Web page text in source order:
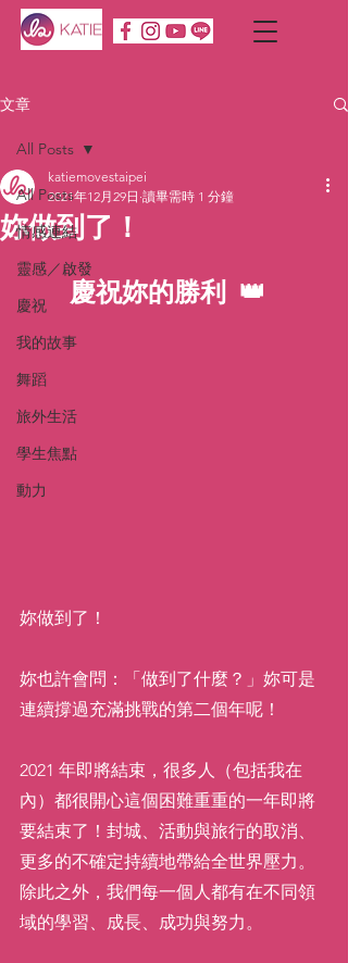
文章
All Posts
情感連結
靈感／啟發
慶祝
我的故事
舞蹈
旅外生活
學生焦點
動力
All Posts
妳做到了！
katiemovestaipei
2021年12月29日 讀畢需時 1 分鐘
慶祝妳的勝利 👑
妳做到了！
妳也許會問：「做到了什麼？」妳可是
連續撐過充滿挑戰的第二個年呢！
2021 年即將結束，很多人（包括我在
內）都很開心這個困難重重的一年即將
要結束了！封城、活動與旅行的取消、
更多的不確定持續地帶給全世界壓力。
除此之外，我們每一個人都有在不同領
域的學習、成長、成功與努力。